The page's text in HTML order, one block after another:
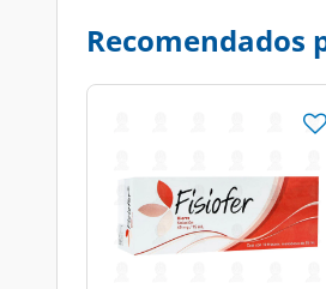
Recomendados